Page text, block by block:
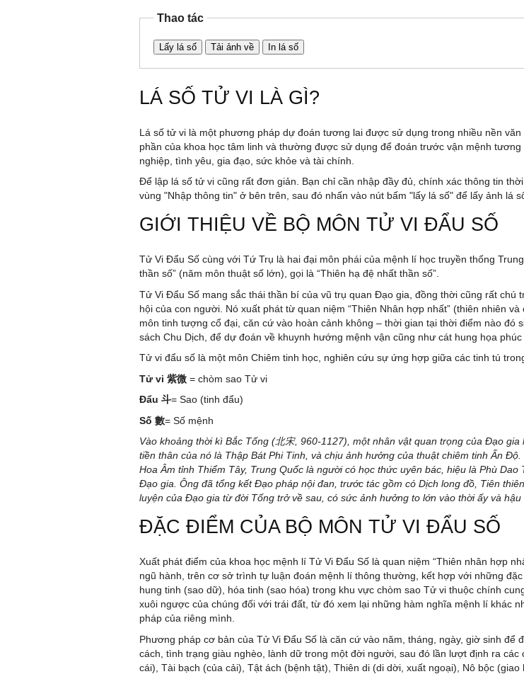
Thao tác
Lấy lá số Tải ảnh về In lá số
LÁ SỐ TỬ VI LÀ GÌ?
Lá số tử vi là một phương pháp dự đoán tương lai được sử dụng trong nhiều nền
phần của khoa học tâm linh và thường được sử dụng để đoán trước vận mệnh
nghiệp, tình yêu, gia đạo, sức khỏe và tài chính.
Để lập lá số tử vi cũng rất đơn giản. Bạn chỉ cần nhập đầy đủ, chính xác thông tin
vùng "Nhập thông tin" ở bên trên, sau đó nhấn vào nút bấm "lấy lá số" để lấy ảnh lá
GIỚI THIỆU VỀ BỘ MÔN TỬ VI ĐẨU SỐ
Tử Vi Đẩu Số cùng với Tứ Trụ là hai đại môn phái của mệnh lí học truyền thống
thần số” (năm môn thuật số lớn), gọi là “Thiên hạ đệ nhất thần số”.
Tử Vi Đẩu Số mang sắc thái thần bí của vũ trụ quan Đạo gia, đồng thời cũng rất chú
hội của con người. Nó xuất phát từ quan niệm “Thiên Nhân hợp nhất” (thiên nhiên
môn tinh tượng cổ đại, căn cứ vào hoàn cảnh không – thời gian tại thời điểm nào đó
sách Chu Dịch, để dự đoán về khuynh hướng mệnh vận cũng như cát hung họa
Tử vi đẩu số là một môn Chiêm tinh học, nghiên cứu sự ứng hợp giữa các tinh tú
Tửvi 紫微 = chòm sao Tử vi
Đẩu 斗= Sao (tinh đẩu)
Số 數= Số mệnh
Vào khoảng thời kì Bắc Tống (北宋, 960-1127), một nhân vật quan trọng của Đạo
tiền thân của nó là Thập Bát Phi Tinh, và chịu ảnh hưởng của thuật chiêm tinh Ấn
Hoa Âm tỉnh Thiểm Tây, Trung Quốc là người có học thức uyên bác, hiệu là Phù
Đạo gia. Ông đã tổng kết Đạo pháp nội đan, trước tác gồm có Dịch long đồ, Tiên
luyện của Đạo gia từ đời Tống trở về sau, có sức ảnh hưởng to lớn vào thời ấy và
ĐẶC ĐIỂM CỦA BỘ MÔN TỬ VI ĐẨU SỐ
Xuất phát điểm của khoa học mệnh lí Tử Vi Đẩu Số là quan niệm “Thiên nhân hợp
ngũ hành, trên cơ sở trình tự luận đoán mệnh lí thông thường, kết hợp với những
hung tinh (sao dữ), hóa tinh (sao hóa) trong khu vực chòm sao Tử vi thuộc chính
xuôi ngược của chúng đối với trái đất, từ đó xem lại những hàm nghĩa mệnh lí khác
pháp của riêng mình.
Phương pháp cơ bản của Tử Vi Đẩu Số là căn cứ vào năm, tháng, ngày, giờ sinh để
cách, tình trạng giàu nghèo, lành dữ trong một đời người, sau đó lần lượt định ra
cái), Tài bạch (của cải), Tật ách (bệnh tật), Thiên di (di dời, xuất ngoại), Nô bộc